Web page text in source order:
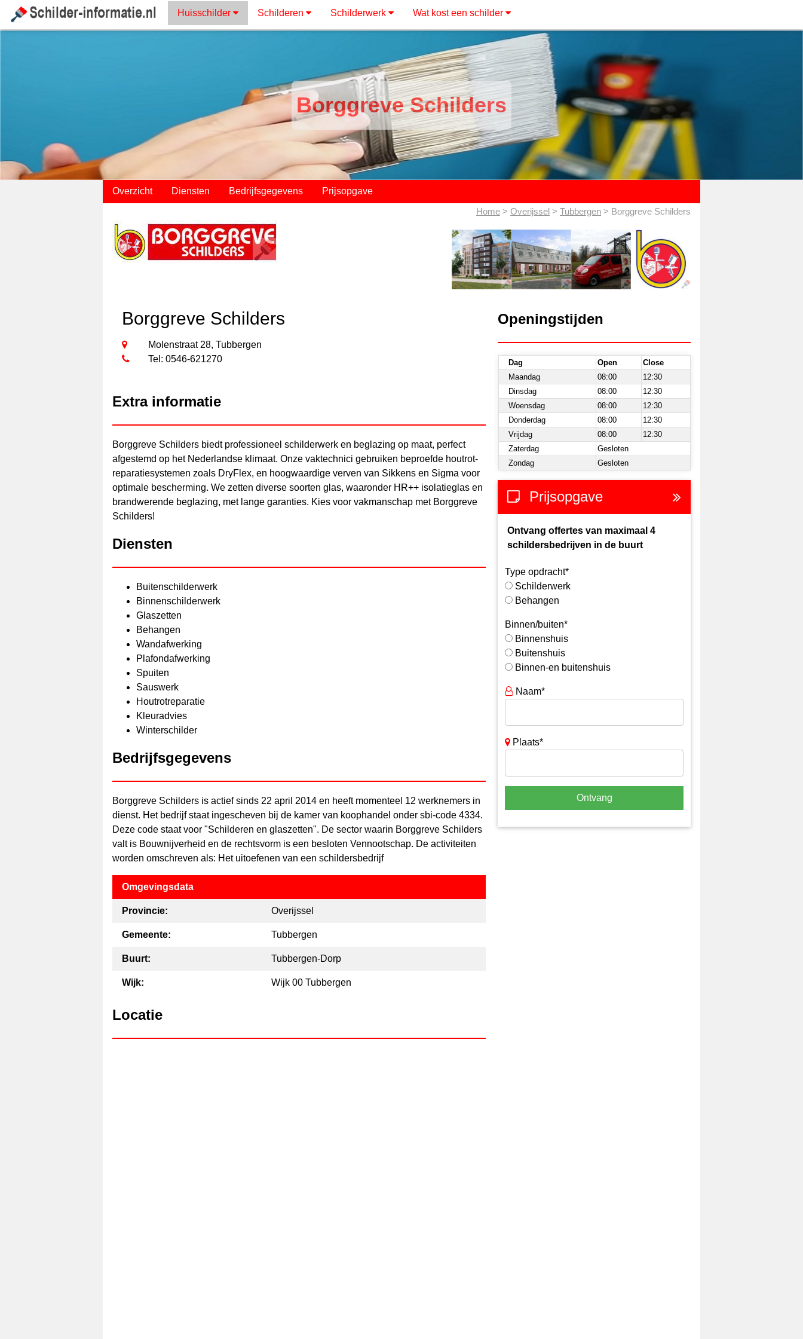
Huisschilder Schilderen Schilderwerk Wat kost een schilder
Borggreve Schilders
;
Overzicht Diensten Bedrijfsgegevens Prijsopgave
Home > Overijssel > Tubbergen > Borggreve Schilders
Borggreve Schilders
Molenstraat 28, Tubbergen
Tel: 0546-621270
Extra informatie
Borggreve Schilders biedt professioneel schilderwerk en beglazing op maat, perfect
afgestemd op het Nederlandse klimaat. Onze vaktechnici gebruiken beproefde houtrot-
reparatiesystemen zoals DryFlex, en hoogwaardige verven van Sikkens en Sigma voor
optimale bescherming. We zetten diverse soorten glas, waaronder HR++ isolatieglas en
brandwerende beglazing, met lange garanties. Kies voor vakmanschap met Borggreve
Schilders!
Diensten
Buitenschilderwerk
Binnenschilderwerk
Glaszetten
Behangen
Wandafwerking
Plafondafwerking
Spuiten
Sauswerk
Houtrotreparatie
Kleuradvies
Winterschilder
Bedrijfsgegevens
Borggreve Schilders is actief sinds 22 april 2014 en heeft momenteel 12 werknemers in
dienst. Het bedrijf staat ingescheven bij de kamer van koophandel onder sbi-code 4334.
Deze code staat voor "Schilderen en glaszetten". De sector waarin Borggreve Schilders
valt is Bouwnijverheid en de rechtsvorm is een besloten Vennootschap. De activiteiten
worden omschreven als: Het uitoefenen van een schildersbedrijf
Omgevingsdata
Provincie: Overijssel
Gemeente: Tubbergen
Buurt: Tubbergen-Dorp
Wijk: Wijk 00 Tubbergen
Locatie
Openingstijden
Dag Open
Close
Maandag
08:00
12:30
Dinsdag
08:00
12:30
Woensdag
08:00
12:30
Donderdag
08:00
12:30
Vrijdag
08:00
12:30
Zaterdag
Gesloten
Zondag
Gesloten
Prijsopgave
Ontvang offertes van maximaal 4
schildersbedrijven in de buurt
Type opdracht*
Schilderwerk
Behangen
Binnen/buiten*
Binnenshuis
Buitenshuis
Binnen-en buitenshuis
Naam*
Plaats*
Ontvang